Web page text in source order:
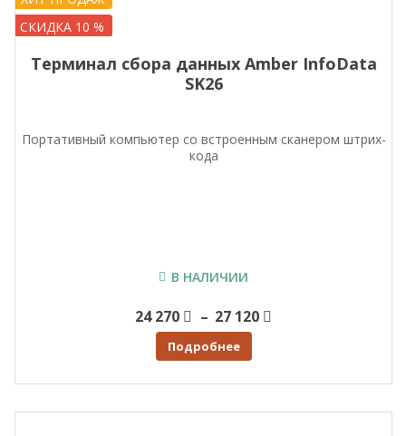
СКИДКА 10 %
Терминал сбора данных Amber InfoData
SK26
Портативный компьютер со встроенным сканером штрих-
кода
В НАЛИЧИИ
24 270 – 27 120
through
Подробнее